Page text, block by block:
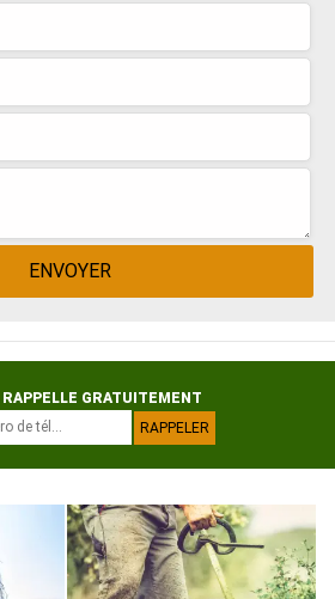
RAPPELLE GRATUITEMENT